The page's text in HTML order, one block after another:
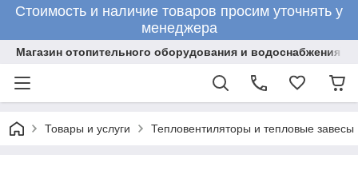
Стоимость и наличие товаров просим уточнять у
менеджера
Магазин отопительного оборудования и водоснабжения
Товары и услуги Тепловентиляторы и тепловые завесы